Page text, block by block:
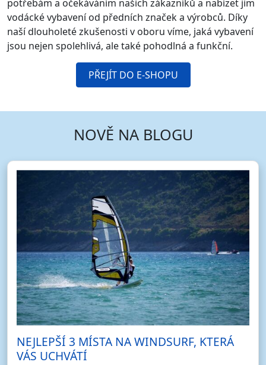
potřebám a očekáváním našich zákazníků a nabízet jim
vodácké vybavení od předních značek a výrobců. Díky
naší dlouholeté zkušenosti v oboru víme, jaká vybavení
jsou nejen spolehlivá, ale také pohodlná a funkční.
PŘEJÍT DO E-SHOPU
NOVĚ NA BLOGU
NEJLEPŠÍ 3 MÍSTA NA WINDSURF, KTERÁ
VÁS UCHVÁTÍ